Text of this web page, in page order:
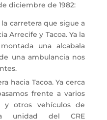
diciembre de 1982:
carretera que sigue a
Arrecife y Tacoa. Ya la
una alcabala
una ambulancia nos
hacia Tacoa. Ya cerca
frente a varios
y otros vehículos de
unidad del CRE